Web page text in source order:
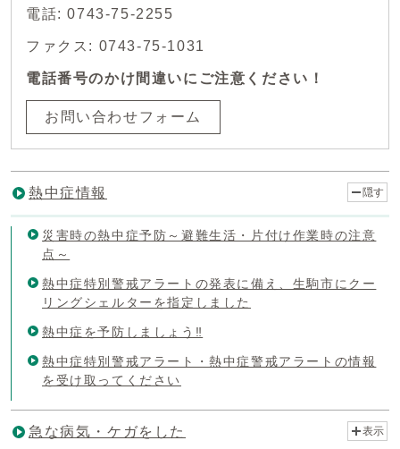
電話: 0743-75-2255
ファクス: 0743-75-1031
電話番号のかけ間違いにご注意ください！
お問い合わせフォーム
熱中症情報 隠す
災害時の熱中症予防～避難生活・片付け作業時の注意
点～
熱中症特別警戒アラートの発表に備え、生駒市にクー
リングシェルターを指定しました
熱中症を予防しましょう‼
熱中症特別警戒アラート・熱中症警戒アラートの情報
を受け取ってください
急な病気・ケガをした 表示